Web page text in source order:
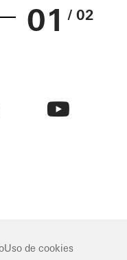
01 / 02
Uso de cookies